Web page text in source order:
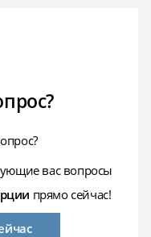
вас вопросы
прямо сейчас!
Обычно это
первых 6
использовать